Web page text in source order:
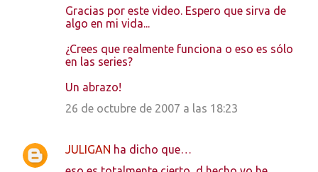
s
Gracias por este video. Espero que sirva de
algo en mi vida...
¿Crees que realmente funciona o eso es sólo
en las series?
Un abrazo!
26 de octubre de 2007 a las 18:23
JULIGAN ha dicho que…